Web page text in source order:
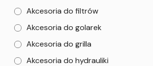
Akcesoria do filtrów
Akcesoria do golarek
Akcesoria do grilla
Akcesoria do hydrauliki